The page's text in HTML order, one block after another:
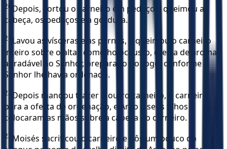
20 Depois, cortou o carneiro em pedaços; queimou a
cabeça, os pedaços e a gordura.
21
Lavou as vísceras e as pernas, e queimou o carneiro
inteiro sobre o altar, como holocausto, oferta de aroma
agradável ao Senhor, preparado no fogo, conforme o
Senhor lhe havia ordenado.
22 Depois mandou trazer o outro carneiro, o carneiro
para a oferta de ordenação, e Arão e seus filhos
colocaram as mãos sobre a cabeça do carneiro.
23 Moisés sacrificou o carneiro e pôs um pouco do